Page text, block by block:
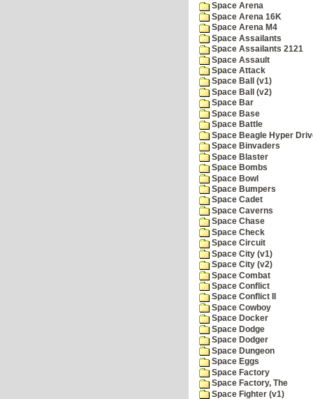
Space Arena
Space Arena 16K
Space Arena M4
Space Assailants
Space Assailants 2121
Space Assault
Space Attack
Space Ball (v1)
Space Ball (v2)
Space Bar
Space Base
Space Battle
Space Beagle Hyper
Space Binvaders
Space Blaster
Space Bombs
Space Bowl
Space Bumpers
Space Cadet
Space Caverns
Space Chase
Space Check
Space Circuit
Space City (v1)
Space City (v2)
Space Combat
Space Conflict
Space Conflict II
Space Cowboy
Space Docker
Space Dodge
Space Dodger
Space Dungeon
Space Eggs
Space Factory
Space Factory, The
Space Fighter (v1)